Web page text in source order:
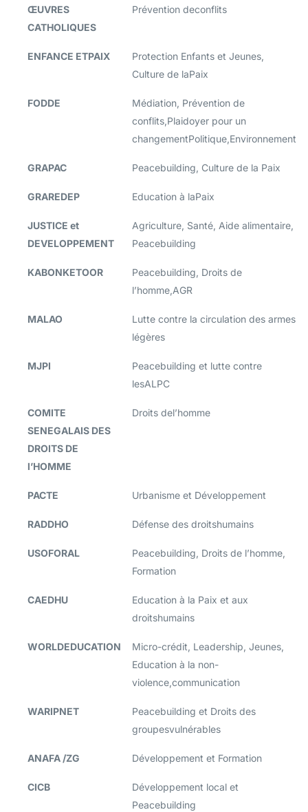
ŒUVRES
CATHOLIQUES
Prévention deconflits
ENFANCE ETPAIX
Protection Enfants et Jeunes,
Culture de laPaix
FODDE
Médiation, Prévention de
conflits,Plaidoyer pour un
changementPolitique,Environnement
GRAPAC Peacebuilding, Culture de la Paix
GRAREDEP Education à laPaix
JUSTICE et
DEVELOPPEMENT
Agriculture, Santé, Aide alimentaire,
Peacebuilding
KABONKETOOR
Peacebuilding, Droits de
l’homme,AGR
MALAO
Lutte contre la circulation des armes
légères
MJPI
Peacebuilding et lutte contre
lesALPC
COMITE
SENEGALAIS DES
DROITS DE
l’HOMME
Droits del’homme
PACTE Urbanisme et Développement
RADDHO Défense des droitshumains
USOFORAL
Peacebuilding, Droits de l’homme,
Formation
CAEDHU
Education à la Paix et aux
droitshumains
WORLDEDUCATION
Micro-crédit, Leadership, Jeunes,
Education à la non-
violence,communication
WARIPNET
Peacebuilding et Droits des
groupesvulnérables
ANAFA /ZG Développement et Formation
CICB
Développement local et
Peacebuilding